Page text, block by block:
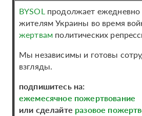
BYSOL продолжает ежедневно
жителям Украины во время
жертвам политических
Мы независимы и готовы
взгляды.
подпишитесь на:
ежемесячное пожертвование
или сделайте разовое